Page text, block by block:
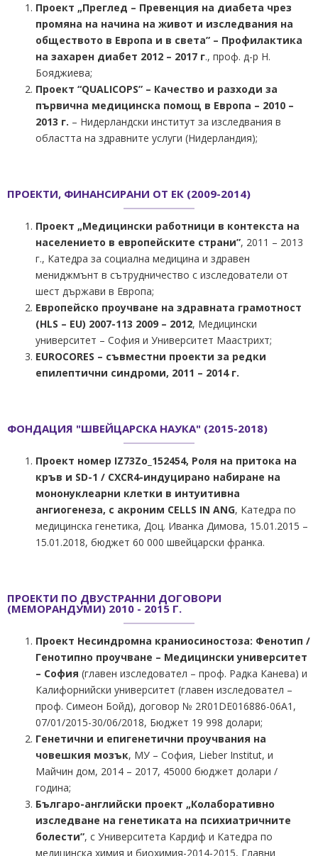
Проект „Преглед – Превенция на диабета чрез
промяна на начина на живот и изследвания на
обществото в Европа и в света” – Профилактика
на захарен диабет 2012 – 2017 г., проф. д-р Н.
Бояджиева;
Проект “QUALICOPS” – Качество и разходи за
първична медицинска помощ в Европа – 2010 –
2013 г. – Нидерландски институт за изследвания в
областта на здравните услуги (Нидерландия);
ПРОЕКТИ, ФИНАНСИРАНИ ОТ ЕК (2009-2014)
Проект „Медицински работници в контекста на
населението в европейските страни”, 2011 – 2013
г., Катедра за социална медицина и здравен
мениджмънт в сътрудничество с изследователи от
шест държави в Европа;
Европейско проучване на здравната грамотност
(HLS – EU) 2007-113 2009 – 2012, Медицински
университет – София и Университет Маастрихт;
EUROCORES – съвместни проекти за редки
епилептични синдроми, 2011 – 2014 г.
ФОНДАЦИЯ "ШВЕЙЦАРСКА НАУКА" (2015-2018)
Проект номер IZ73Zo_152454, Роля на притока на
кръв и SD-1 / CXCR4-индуцирано набиране на
мононуклеарни клетки в интуитивна
ангиогенеза, с акроним CELLS IN ANG, Катедра по
медицинска генетика, Доц. Иванка Димова, 15.01.2015 –
15.01.2018, бюджет 60 000 швейцарски франка.
ПРОЕКТИ ПО ДВУСТРАННИ ДОГОВОРИ
(МЕМОРАНДУМИ) 2010 - 2015 Г.
Проект Несиндромна краниосиностоза: Фенотип /
Генотипно проучване – Медицински университет
– София (главен изследовател – проф. Радка Канева) и
Калифорнийски университет (главен изследовател –
проф. Симеон Бойд), договор № 2R01DE016886-06A1,
07/01/2015-30/06/2018, Бюджет 19 998 долари;
Генетични и епигенетични проучвания на
човешкия мозък, МУ – София, Lieber Institut, и
Майчин дом, 2014 – 2017, 45000 бюджет долари /
година;
Българо-английски проект „Колаборативно
изследване на генетиката на психиатричните
болести”, с Университета Кардиф и Катедра по
медицинска химия и биохимия-2014-2015, Главни